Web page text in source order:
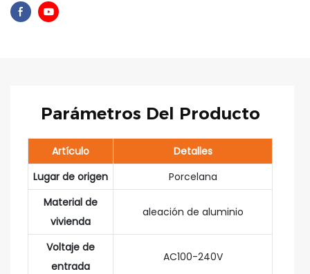
Parámetros Del Producto
Artículo
Detalles
Lugar de origen
Porcelana
Material de
vivienda
aleación de aluminio
Voltaje de
entrada
AC100-240V